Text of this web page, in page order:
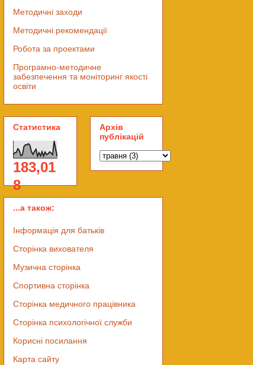
Методичні заходи
Методичні рекомендації
Робота за проектами
Програмно-методичне
забезпечення та моніторинг якості
освіти
Статистика
183,01
8
Архів
публікацій
...а також:
Інформація для батьків
Сторінка вихователя
Музична сторінка
Спортивна сторінка
Сторінка медичного працівника
Сторінка психологічної служби
Корисні посилання
Карта сайту